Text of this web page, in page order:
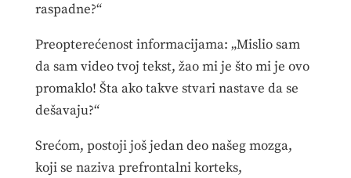
raspadne?“
Preopterećenost informacijama: „Mislio sam
da sam video tvoj tekst, žao mi je što mi je ovo
promaklo! Šta ako takve stvari nastave da se
dešavaju?“
Srećom, postoji još jedan deo našeg mozga,
koji se naziva prefrontalni korteks,